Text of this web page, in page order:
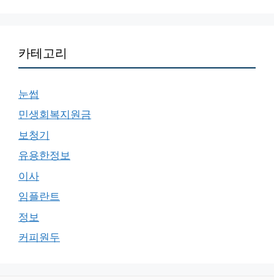
카테고리
눈썹
민생회복지원금
보청기
유용한정보
이사
임플란트
정보
커피원두